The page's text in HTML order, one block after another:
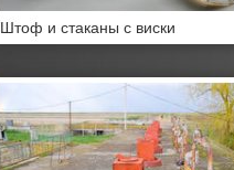
Штоф и стаканы с виски